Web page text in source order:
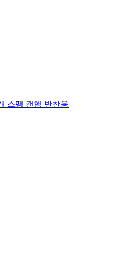
스팸 캔햄 반찬용